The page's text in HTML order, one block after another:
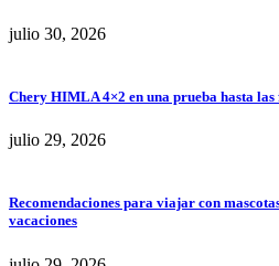
julio 30, 2026
Chery HIMLA 4×2 en una prueba hasta
julio 29, 2026
Recomendaciones para viajar con
vacaciones